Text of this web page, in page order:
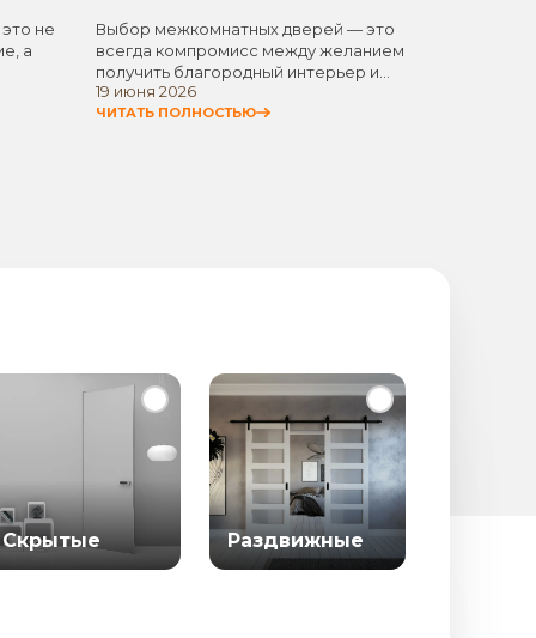
не
а
Выбор межкомнатных дверей — это
всегда компромисс между желанием
получить благородный интерьер и
стремлением не…
19 июня 2026
ЧИТАТЬ ПОЛНОСТЬЮ
Скрытые Раздвижные